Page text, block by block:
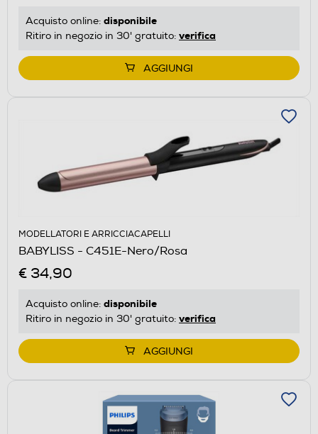
Acquisto online: disponibile
Ritiro in negozio in 30' gratuito: verifica
AGGIUNGI
MODELLATORI E ARRICCIACAPELLI
BABYLISS - C451E-Nero/Rosa
€ 34,90
Acquisto online: disponibile
Ritiro in negozio in 30' gratuito: verifica
AGGIUNGI